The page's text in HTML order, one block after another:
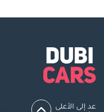
عد إلى الأعلى